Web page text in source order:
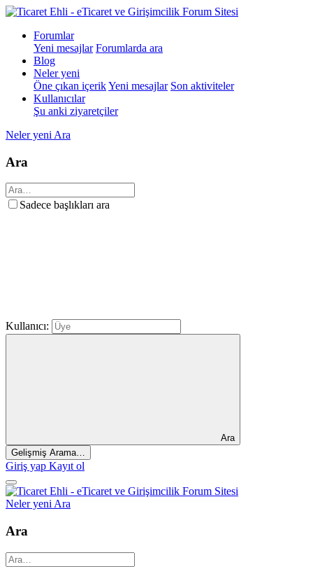
Forumlar
Yeni mesajlar Forumlarda ara
Blog
Neler yeni
Öne çıkan içerikYeni mesajlar Son aktiviteler
Kullanıcılar
Şu anki ziyaretçiler
Neler yeni Ara
Ara
Sadece başlıkları ara
Kullanıcı:
Ara
Gelişmiş Arama…
Giriş yap Kayıt ol
Neler yeniAra
Ara